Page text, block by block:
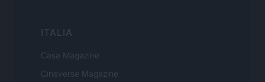
ITALIA
Casa Magazine
Cineverse Magazine